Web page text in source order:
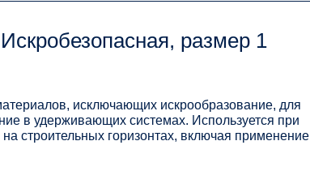
размер 1
исключающих искрообразование, для
в удерживающих системах. Используется при
строительных горизонтах, включая применение